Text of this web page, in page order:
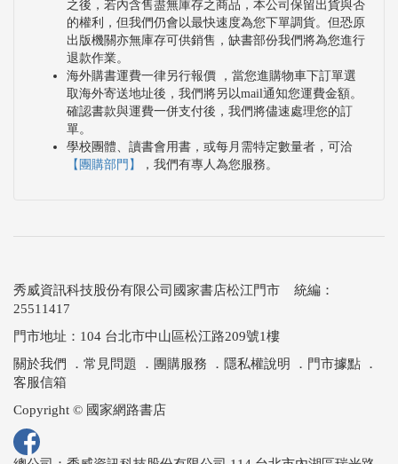
之後，若內含售盡無庫存之商品，本公司保留出貨與否
的權利，但我們仍會以最快速度為您下單調貨。但恐原
出版機關亦無庫存可供銷售，缺書部份我們將為您進行
退款作業。
海外購書運費一律另行報價 ，當您進購物車下訂單選
取海外寄送地址後，我們將另以mail通知您運費金額。
確認書款與運費一併支付後，我們將儘速處理您的訂
單。
學校團體、讀書會用書，或每月需特定數量者，可洽
【團購部門】
，我們有專人為您服務。
秀威資訊科技股份有限公司國家書店松江門市 統編：
25511417
門市地址：104 台北市中山區松江路209號1樓
關於我們 ． 常見問題 ． 團購服務 ． 隱私權說明 ． 門市據點 ．
客服信箱
Copyright © 國家網路書店